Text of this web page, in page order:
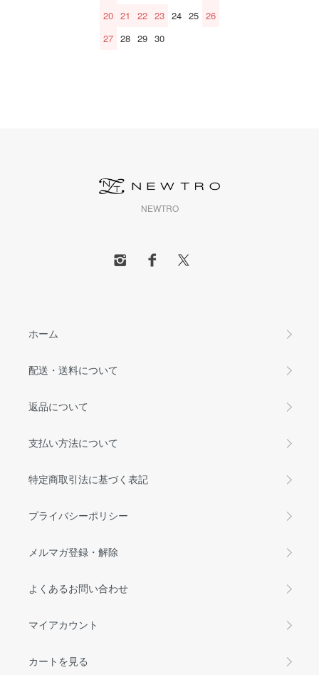
20 21 22 23 24 25 26
27 28 29 30
NEWTRO
ホーム
配送・送料について
返品について
支払い方法について
特定商取引法に基づく表記
プライバシーポリシー
メルマガ登録・解除
よくあるお問い合わせ
マイアカウント
カートを見る